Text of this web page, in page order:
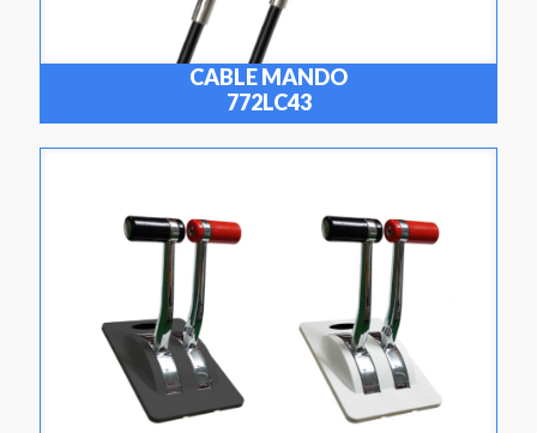
CABLE MANDO
772LC43